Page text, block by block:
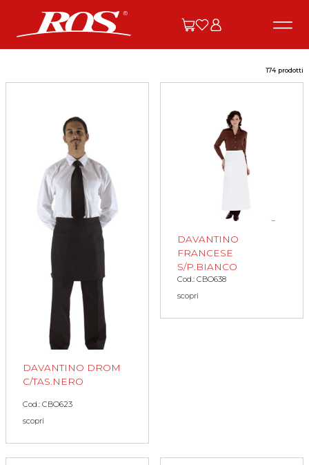
174 prodotti
DAVANTINO DROM
C/TAS.NERO
Cod.: CBO623
scopri
DAVANTINO
FRANCESE
S/P.BIANCO
Cod.: CBO638
scopri